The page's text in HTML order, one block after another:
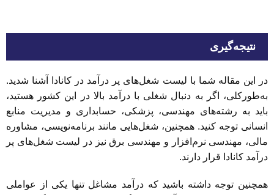
نتیجه‌گیری
در این مقاله شما با لیست شغل‌های پر درآمد در کانادا آشنا شدید.
به‌طورکلی، اگر به دنبال شغلی با درآمد بالا در این کشور هستید،
باید به رشته‌های مهندسی، پزشکی، حسابداری و مدیریت منابع
انسانی توجه کنید. همچنین، شغل‌هایی مانند برنامه‌نویسی، مشاوره
مالی، مهندسی نرم‌افزار و مهندسی برق نیز در لیست شغل‌‌های پر
درآمد کانادا قرار دارند.
همچنین توجه داشته باشید که درآمد مشاغل تنها یکی از عواملی